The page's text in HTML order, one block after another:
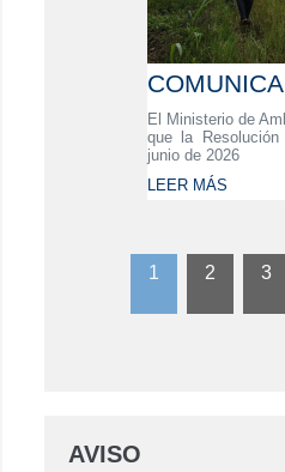
El Ministerio de
que la
junio de 2026
LEER MÁS
1 2 3
AVISO